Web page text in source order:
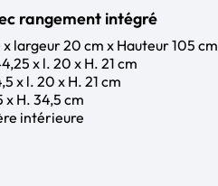
rangement intégré
largeur 20 cm x Hauteur 105 cm
x l. 20 x H. 21 cm
x l. 20 x H. 21 cm
x H. 34,5 cm
intérieure